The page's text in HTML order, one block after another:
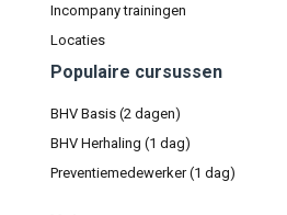
Incompany trainingen
Locaties
Populaire cursussen
BHV Basis (2 dagen)
BHV Herhaling (1 dag)
Preventiemedewerker (1 dag)